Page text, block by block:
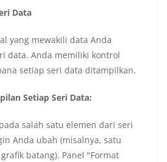
Data
yang mewakili data Anda
data. Anda memiliki kontrol
setiap seri data ditampilkan.
Setiap Seri Data:
salah satu elemen dari seri
Anda ubah (misalnya, satu
batang). Panel "Format